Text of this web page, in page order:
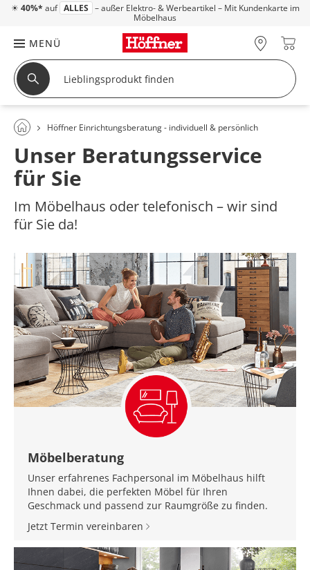
☀ 40%* auf ALLES – außer Elektro- & Werbeartikel – Mit Kundenkarte im
Möbelhaus
MENÜ
Höffner Einrichtungsberatung - individuell & persönlich
Unser Beratungsservice
für Sie
Im Möbelhaus oder telefonisch – wir sind
für Sie da!
Möbelberatung
Unser erfahrenes Fachpersonal im Möbelhaus hilft
Ihnen dabei, die perfekten Möbel für Ihren
Geschmack und passend zur Raumgröße zu finden.
Jetzt Termin vereinbaren